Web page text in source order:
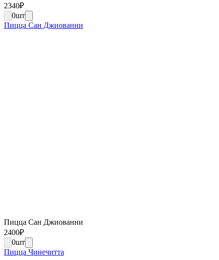
2340₽
0шт
Пицца Сан Джиованни
Пицца Сан Джиованни
2400₽
0шт
Пицца Чинечитта